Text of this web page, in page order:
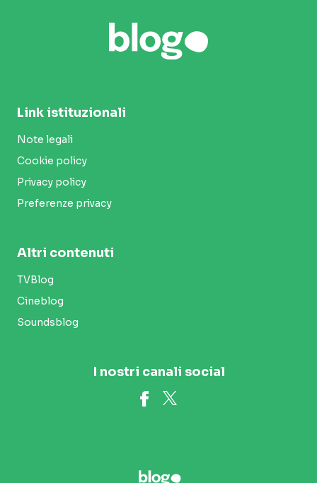
Link istituzionali
Note legali
Cookie policy
Privacy policy
Preferenze privacy
Altri contenuti
TVBlog
Cineblog
Soundsblog
I nostri canali social